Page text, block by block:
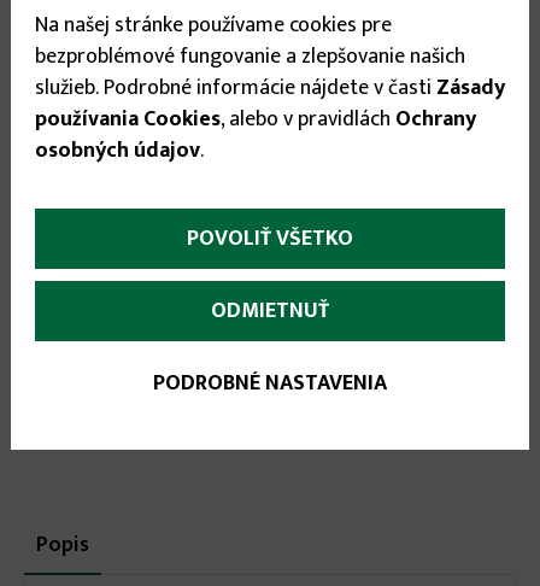
Expedícia do: 1-3 dní
Veľkosť
19.95 €

More
Popis
karta)
Na našej stránke používame cookies pre
bezproblémové fungovanie a zlepšovanie našich
služieb. Podrobné informácie nájdete v časti Zásady
používania Cookies, alebo v pravidlách Ochrany
osobných údajov.
POVOLIŤ VŠETKO
ODMIETNUŤ
PODROBNÉ NASTAVENIA